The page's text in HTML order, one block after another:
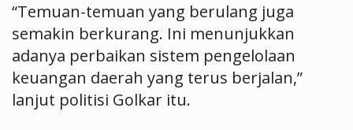
“Temuan-temuan yang berulang juga
semakin berkurang. Ini menunjukkan
adanya perbaikan sistem pengelolaan
keuangan daerah yang terus berjalan,”
lanjut politisi Golkar itu.